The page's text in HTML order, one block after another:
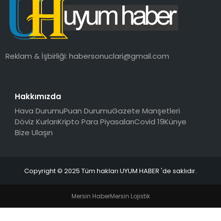
SAĞLIK
MAGAZIN
Reklam & İşbirliği:habersonuclari@gmail.com
Hakkımızda
Hava DurumuPuan DurumuGazete Manşetleri
Döviz KurlarıKripto Para PiyasalarıCovid 19Künye
Bize Ulaşın
Copyright © 2025 Tüm hakları UYUM HABER 'de saklıdır.
Mersin HaberMersin Lojistik